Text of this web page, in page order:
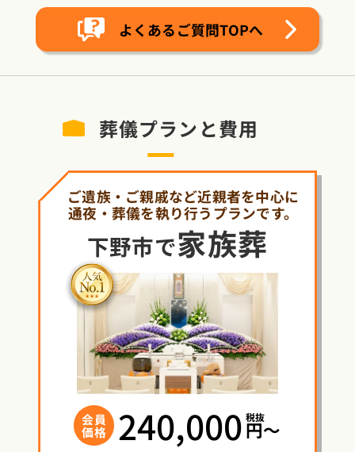
よくあるご質問TOPへ
葬儀プランと費用
ご遺族・ご親戚など近親者を中心に
通夜・葬儀を執り行うプランです。
下野市で家族葬
会員
価格 240,000 税抜
円〜